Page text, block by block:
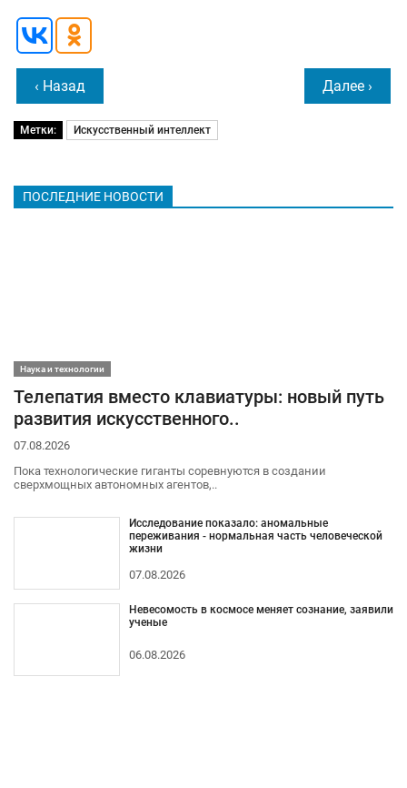
‹ Назад Далее ›
Метки: Искусственный интеллект
ПОСЛЕДНИЕ НОВОСТИ
Наука и технологии
Телепатия вместо клавиатуры: новый путь
развития искусственного..
07.08.2026
Пока технологические гиганты соревнуются в создании
сверхмощных автономных агентов,..
Исследование показало: аномальные
переживания - нормальная часть человеческой
жизни
07.08.2026
Невесомость в космосе меняет сознание, заявили
ученые
06.08.2026